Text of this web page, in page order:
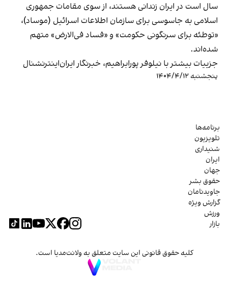
سال است در ایران زندانی هستند، از سوی مقامات جمهوری
اسلامی به جاسوسی برای سازمان اطلاعات اسرائیل (موساد)،
«توطئه برای سرنگونی حکومت» و «فساد فی‌الارض» متهم
شده‌اند.
جزییات بیشتر با نیلوفر پورابراهیم، خبرنگار ایران‌اینترنشنال
پنجشنبه ۱۴۰۴/۴/۱۲
برنامه‌ها
تلویزیون
شنیداری
ایران
جهان
حقوق بشر
جاویدنامان
گزارش ویژه
ورزش
بازار
کلیه حقوق قانونی این سایت متعلق به ولانت‌مدیا است.